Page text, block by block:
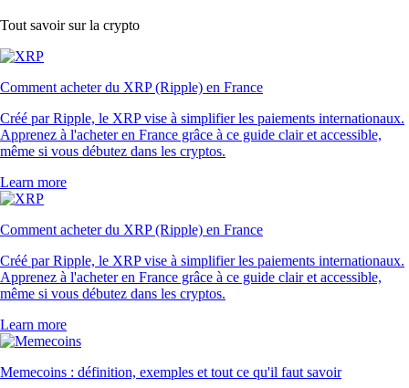
Tout savoir sur la crypto
Comment acheter du XRP (Ripple) en France
Créé par Ripple, le XRP vise à simplifier les paiements internationaux.
Apprenez à l'acheter en France grâce à ce guide clair et accessible,
même si vous débutez dans les cryptos.
Learn more
Comment acheter du XRP (Ripple) en France
Créé par Ripple, le XRP vise à simplifier les paiements internationaux.
Apprenez à l'acheter en France grâce à ce guide clair et accessible,
même si vous débutez dans les cryptos.
Learn more
Memecoins : définition, exemples et tout ce qu'il faut savoir